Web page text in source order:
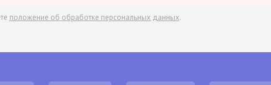
положение об обработке персональных данных.